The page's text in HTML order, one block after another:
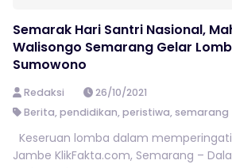
Semarak Hari Santri Nasional,
Walisongo Semarang Gelar
Sumowono
Redaksi
26/10/2021
Berita, pendidikan, peristiwa, semarang
Keseruan lomba dalam memperingati
Jambe KlikFakta.com, Semarang –